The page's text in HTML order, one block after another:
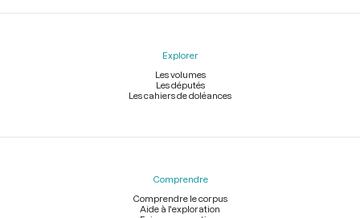
Explorer
Les volumes
Les députés
Les cahiers de doléances
Comprendre
Comprendre le corpus
Aide à l'exploration